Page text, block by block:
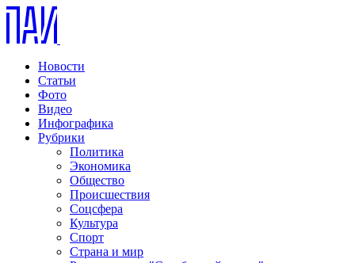
Новости
Статьи
Фото
Видео
Инфографика
Рубрики
Политика
Экономика
Общество
Происшествия
Соцсфера
Культура
Спорт
Страна и мир